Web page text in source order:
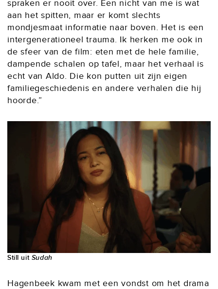
spraken er nooit over. Een nicht van me is wat
aan het spitten, maar er komt slechts
mondjesmaat informatie naar boven. Het is een
intergenerationeel trauma. Ik herken me ook in
de sfeer van de film: eten met de hele familie,
dampende schalen op tafel, maar het verhaal is
echt van Aldo. Die kon putten uit zijn eigen
familiegeschiedenis en andere verhalen die hij
hoorde.”
Still uit Sudah
Hagenbeek kwam met een vondst om het drama